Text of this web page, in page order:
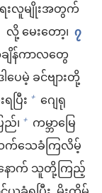
ေးလူမျိုးအတွက်
လို့ မေးတော့၊ ၇
န်ကာလတွေ
ါပေမဲ့ ခင်ဗျားတို့
ြီး + ဂျေရု
၊ + ကမ္ဘာမြေ
က်သေခံကြလိမ့်
ောက် သူတို့ကြည့်